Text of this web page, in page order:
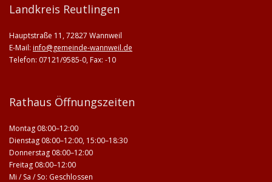
Landkreis Reutlingen
Hauptstraße 11, 72827 Wannweil
E-Mail: info@gemeinde-wannweil.de
Telefon: 07121/9585-0, Fax: -10
Rathaus Öffnungszeiten
Montag 08:00–12:00
Dienstag 08:00–12:00, 15:00–18:30
Donnerstag 08:00–12:00
Freitag 08:00–12:00
Mi / Sa / So: Geschlossen